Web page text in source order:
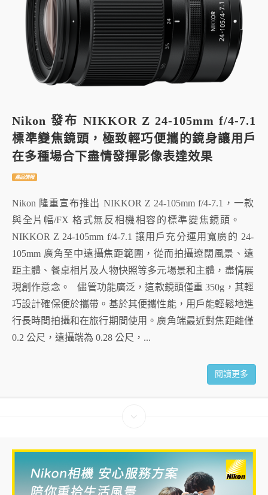
Nikon 發布 NIKKOR Z 24-105mm f/4-7.1
標準變焦鏡頭，極致輕巧便攜的鏡身讓用戶
在多種場合下盡情發揮影像表達效果
產品情報
Nikon 隆重宣布推出 NIKKOR Z 24-105mm f/4-7.1，一款
與全片幅/FX 格式無反相機相容的標準變焦鏡頭。
NIKKOR Z 24-105mm f/4-7.1 讓用戶充分運用寬廣的 24-
105mm 廣角至中遠攝焦距範圍，從而拍攝遼闊風景、遠
距主體、餐桌相片及人物快照等多元場景和主體，盡情展
現創作意念。 儘管功能廣泛，這款鏡頭僅重 350g，其輕
巧設計確保便於攜帶。基於其便攜性能，用戶能輕鬆地進
行長時間拍攝和在旅行期間使用。廣角端最近對焦距離僅
0.2 公尺，遠攝端為 0.28 公尺，...
閱讀更多